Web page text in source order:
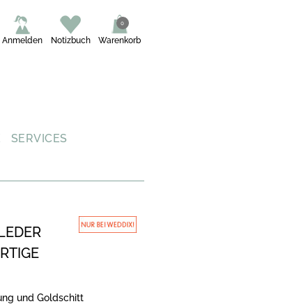
Warenkorb
0
Notizbuch
Anmelden
SERVICES
und Goldschitt